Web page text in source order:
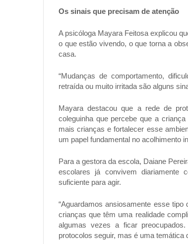
Os sinais que precisam de atenção
A psicóloga Mayara Feitosa explicou
o que estão vivendo, o que torna a
casa.
“Mudanças de comportamento,
retraída ou muito irritada são alguns
Mayara destacou que a rede de
coleguinha que percebe que a
mais crianças e fortalecer esse
um papel fundamental no acolhimento
Para a gestora da escola, Daiane
escolares já convivem diariamente
suficiente para agir.
“Aguardamos ansiosamente esse
crianças que têm uma realidade
algumas vezes a ficar
protocolos seguir, mas é uma temática